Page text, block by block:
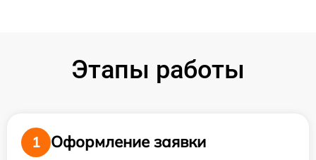
Этапы работы
1
Оформление заявки